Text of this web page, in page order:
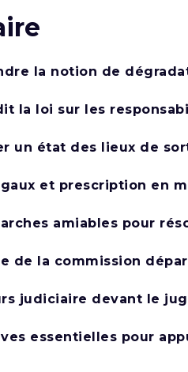
la notion de
la loi sur les
un état des lieux de
et prescription en
amiables pour
de la commission
judiciaire devant le
essentielles pour